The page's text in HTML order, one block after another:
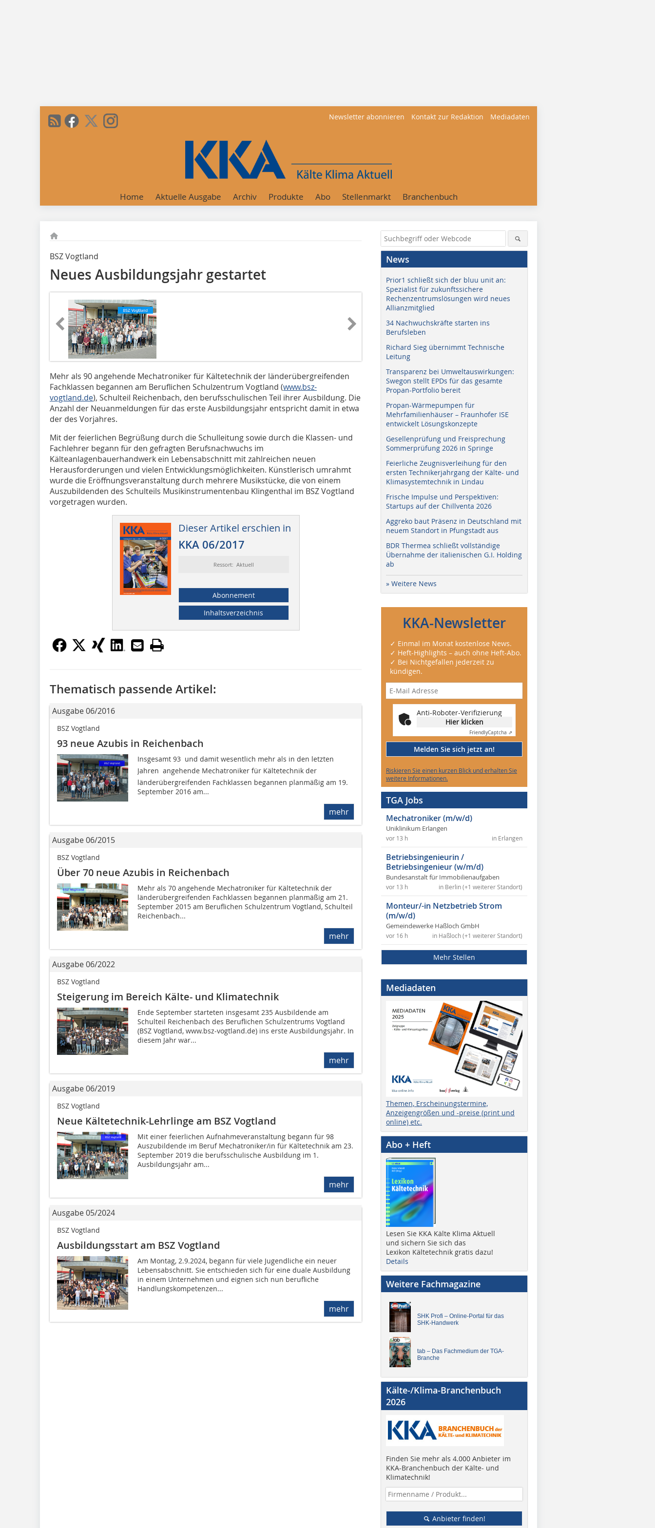
Newsletter abonnieren Kontakt zur Redaktion Mediadaten
Home Aktuelle Ausgabe Archiv Produkte Abo Stellenmarkt Branchenbuch
BSZ Vogtland
Neues Ausbildungsjahr gestartet
Mehr als 90 angehende Mechatroniker für Kältetechnik der länderübergreifenden
Fachklassen begannen am Beruflichen Schulzentrum Vogtland (www.bsz-
vogtland.de), Schulteil Reichenbach, den berufsschulischen Teil ihrer Ausbildung. Die
Anzahl der Neuanmeldungen für das erste Ausbildungsjahr entspricht damit in etwa
der des Vorjahres.
Mit der feierlichen Begrüßung durch die Schulleitung sowie durch die Klassen- und
Fachlehrer begann für den gefragten Berufsnachwuchs im
Kälteanlagenbauerhandwerk ein Lebensabschnitt mit zahlreichen neuen
Herausforderungen und vielen Entwicklungsmöglichkeiten. Künstlerisch umrahmt
wurde die Eröffnungsveranstaltung durch mehrere Musikstücke, die von einem
Auszubildenden des Schulteils Musikinstrumentenbau Klingenthal im BSZ Vogtland
vorgetragen wurden.
Dieser Artikel erschien in
KKA 06/2017
Ressort: Aktuell
Abonnement
Inhaltsverzeichnis
Thematisch passende Artikel:
Ausgabe 06/2016
BSZ Vogtland
93 neue Azubis in Reichenbach
Insgesamt 93  und damit wesentlich mehr als in den letzten
Jahren  angehende Mechatroniker für Kältetechnik der
länderübergreifenden Fachklassen begannen planmäßig am 19.
September 2016 am...
mehr
Ausgabe 06/2015
BSZ Vogtland
Über 70 neue Azubis in Reichenbach
Mehr als 70 angehende Mecha­troniker für Kältetechnik der
länderübergreifenden Fachklassen begannen planmäßig am 21.
September 2015 am Beruflichen Schulzentrum Vogtland, Schulteil
Reichenbach...
mehr
Ausgabe 06/2022
BSZ Vogtland
Steigerung im Bereich Kälte- und Klimatechnik
Ende September starteten insgesamt 235 Ausbildende am
Schulteil Reichenbach des Beruflichen Schulzentrums Vogtland
(BSZ Vogtland, www.bsz-vogtland.de) ins erste Ausbildungsjahr. In
diesem Jahr war...
mehr
Ausgabe 06/2019
BSZ Vogtland
Neue Kältetechnik-Lehrlinge am BSZ Vogtland
Mit einer feierlichen Aufnahmeveranstaltung begann für 98
Auszubildende im Beruf Mechatroniker/in für Kältetechnik am 23.
September 2019 die berufsschulische Ausbildung im 1.
Ausbildungsjahr am...
mehr
Ausgabe 05/2024
BSZ Vogtland
Ausbildungsstart am BSZ Vogtland
Am Montag, 2.9.2024, begann für viele Jugendliche ein neuer
Lebensabschnitt. Sie entschieden sich für eine duale Ausbildung
in einem Unternehmen und eignen sich nun berufliche
Handlungskompetenzen...
mehr
News
Prior1 schließt sich der bluu unit an:
Spezialist für zukunftssichere
Rechenzentrumslösungen wird neues
Allianzmitglied
34 Nachwuchskräfte starten ins
Berufsleben
Richard Sieg übernimmt Technische
Leitung
Transparenz bei Umweltauswirkungen:
Swegon stellt EPDs für das gesamte
Propan-Portfolio bereit
Propan-Wärmepumpen für
Mehrfamilienhäuser – Fraunhofer ISE
entwickelt Lösungskonzepte
Gesellenprüfung und Freisprechung
Sommerprüfung 2026 in Springe
Feierliche Zeugnisverleihung für den
ersten Technikerjahrgang der Kälte- und
Klimasystemtechnik in Lindau
Frische Impulse und Perspektiven:
Startups auf der Chillventa 2026
Aggreko baut Präsenz in Deutschland mit
neuem Standort in Pfungstadt aus
BDR Thermea schließt vollständige
Übernahme der italienischen G.I. Holding
ab
» Weitere News
KKA-Newsletter
✓ Einmal im Monat kostenlose News.
✓ Heft-Highlights – auch ohne Heft-Abo.
✓ Bei Nichtgefallen jederzeit zu
kündigen.
Anti-Roboter-Verifizierung
Hier klicken
FriendlyCaptcha ⇗
Melden Sie sich jetzt an!
Riskieren Sie einen kurzen Blick und erhalten Sie
weitere Informationen.
TGA Jobs
Mechatroniker (m/w/d)
Uniklinikum Erlangen
in Erlangen
vor 13 h
Betriebsingenieurin /
Betriebsingenieur (w/m/d)
Bundesanstalt für Immobilienaufgaben
in Berlin (+1 weiterer Standort)
vor 13 h
Monteur/-in Netzbetrieb Strom
(m/w/d)
Gemeindewerke Haßloch GmbH
in Haßloch (+1 weiterer Standort)
vor 16 h
Mehr Stellen
Mediadaten
Themen, Erscheinungstermine,
Anzeigengrößen und -preise (print und
online) etc.
Abo + Heft
Lesen Sie KKA Kälte Klima Aktuell
und sichern Sie sich das
Lexikon Kältetechnik gratis dazu!
Details
Weitere Fachmagazine
SHK Profi – Online-Portal für das
SHK-Handwerk
tab – Das Fachmedium der TGA-
Branche
Kälte-/Klima-Branchenbuch
2026
Finden Sie mehr als 4.000 Anbieter im
KKA-Branchenbuch der Kälte- und
Klimatechnik!
Anbieter finden!